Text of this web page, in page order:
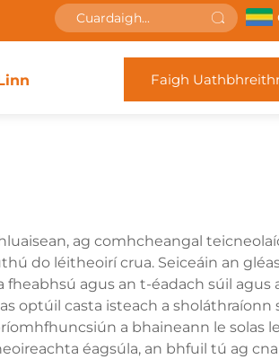
Faigh
ag comhcheangal
do léitheoirí crua. Seiceáin an
agus an t-éadach súil agus
optúil casta isteach a sholáthraíonn
a bhaineann le solas
éagsúla, an bhfuil tú ag